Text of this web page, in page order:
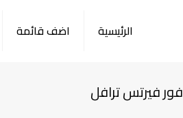
الرئيسية اضف قائمة
فور فيرتس ترافل